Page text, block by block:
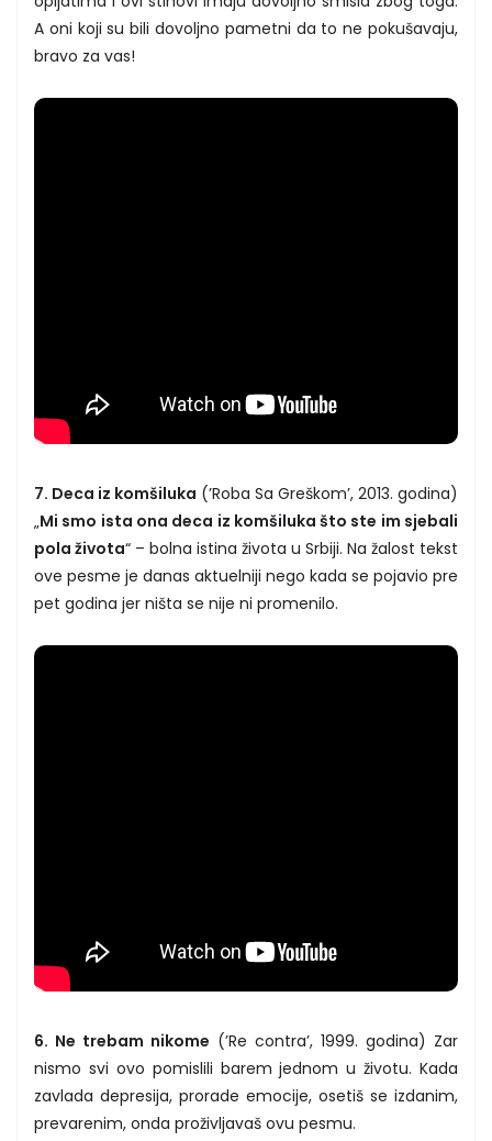
A oni koji su bili dovoljno pametni da to ne pokušavaju,
bravo za vas!
7. Deca iz komšiluka (’Roba Sa Greškom’, 2013. godina)
„Mi smo ista ona deca iz komšiluka što ste im sjebali
pola života“ – bolna istina života u Srbiji. Na žalost tekst
ove pesme je danas aktuelniji nego kada se pojavio pre
pet godina jer ništa se nije ni promenilo.
6. Ne trebam nikome (’Re contra’, 1999. godina) Zar
nismo svi ovo pomislili barem jednom u životu. Kada
zavlada depresija, prorade emocije, osetiš se izdanim,
prevarenim, onda proživljavaš ovu pesmu.